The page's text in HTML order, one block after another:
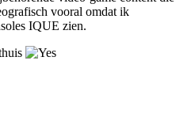
vooral omdat ik
IQUE zien.